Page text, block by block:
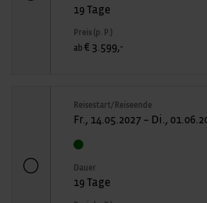
19 Tage
Preis (p. P.)
ab € 3.599,-
Reisestart/Reiseende
Fr., 14.05.2027 – Di.,
Dauer
19 Tage